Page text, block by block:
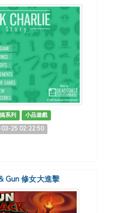
系列
小品遊戲
03-25 02:22:50
Gun 修女大進擊